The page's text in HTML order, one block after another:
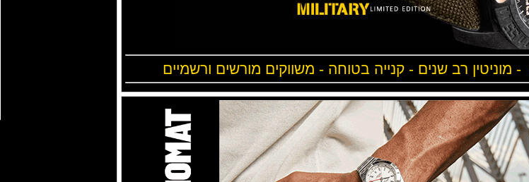
מוניטין רב שנים - קנייה בטוחה - משווקים מורשים ורשמיים